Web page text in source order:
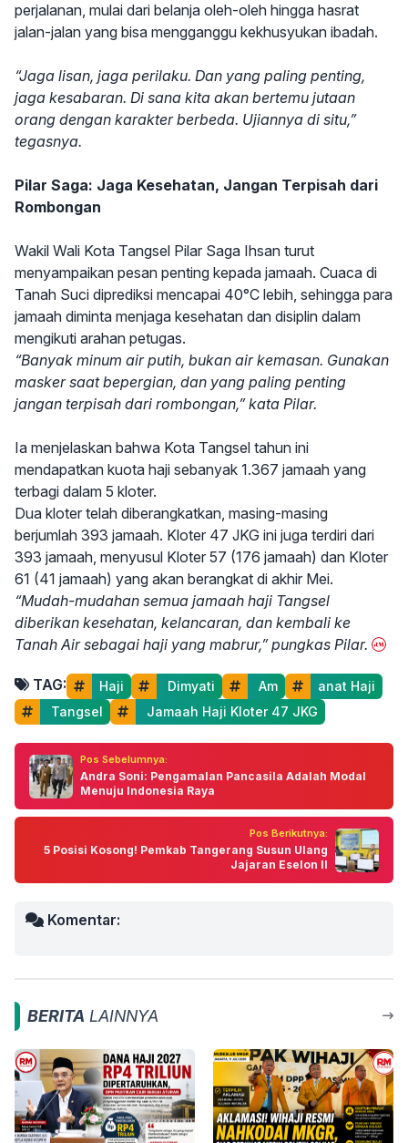
perjalanan, mulai dari belanja oleh-oleh hingga hasrat
jalan-jalan yang bisa mengganggu kekhusyukan ibadah.
“Jaga lisan, jaga perilaku. Dan yang paling penting,
jaga kesabaran. Di sana kita akan bertemu jutaan
orang dengan karakter berbeda. Ujiannya di situ,”
tegasnya.
Pilar Saga: Jaga Kesehatan, Jangan Terpisah dari
Rombongan
Wakil Wali Kota Tangsel Pilar Saga Ihsan turut
menyampaikan pesan penting kepada jamaah. Cuaca di
Tanah Suci diprediksi mencapai 40°C lebih, sehingga para
jamaah diminta menjaga kesehatan dan disiplin dalam
mengikuti arahan petugas.
“Banyak minum air putih, bukan air kemasan. Gunakan
masker saat bepergian, dan yang paling penting
jangan terpisah dari rombongan,” kata Pilar.
Ia menjelaskan bahwa Kota Tangsel tahun ini
mendapatkan kuota haji sebanyak 1.367 jamaah yang
terbagi dalam 5 kloter.
Dua kloter telah diberangkatkan, masing-masing
berjumlah 393 jamaah. Kloter 47 JKG ini juga terdiri dari
393 jamaah, menyusul Kloter 57 (176 jamaah) dan Kloter
61 (41 jamaah) yang akan berangkat di akhir Mei.
“Mudah-mudahan semua jamaah haji Tangsel
diberikan kesehatan, kelancaran, dan kembali ke
Tanah Air sebagai haji yang mabrur,” pungkas Pilar.
TAG: Haji Dimyati Am
anat Haji
Tangsel
Jamaah Haji Kloter 47 JKG
Pos Sebelumnya:
Andra Soni: Pengamalan Pancasila Adalah Modal
Menuju Indonesia Raya
Pos Berikutnya:
5 Posisi Kosong! Pemkab Tangerang Susun Ulang
Jajaran Eselon II
Komentar:
BERITA LAINNYA